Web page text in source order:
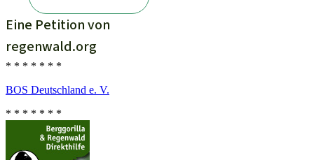
* * * * * * *
BOS Deutschland e. V.
* * * * * * *